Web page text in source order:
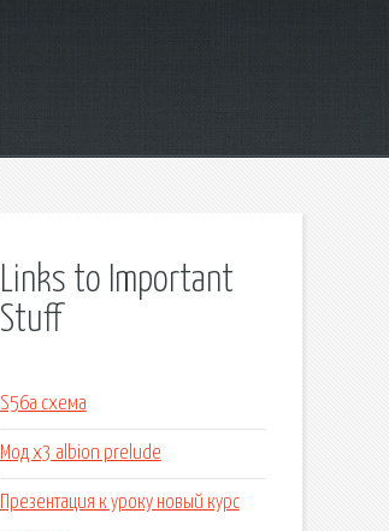
Links to Important
Stuff
S56a схема
Мод x3 albion prelude
Презентация к уроку новый курс